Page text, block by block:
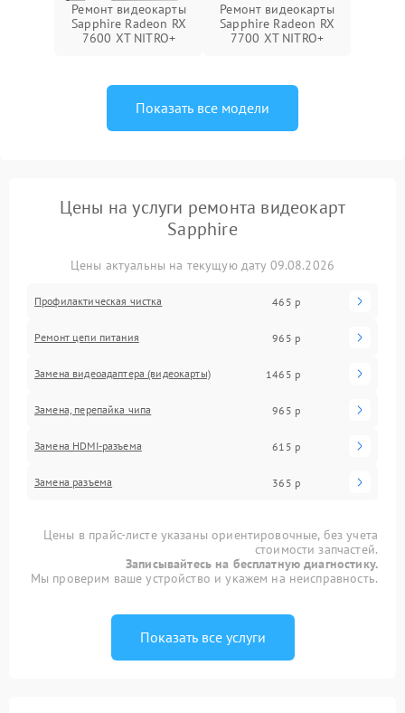
Ремонт видеокарты
Sapphire Radeon RX
7600 XT NITRO+
Ремонт видеокарты
Sapphire Radeon RX
7700 XT NITRO+
Показать все модели
Цены на услуги ремонта видеокарт
Sapphire
Цены актуальны на текущую дату 09.08.2026
Профилактическая чистка 465 р
Ремонт цепи питания 965 р
Замена видеоадаптера (видеокарты) 1465 р
Замена, перепайка чипа 965 р
Замена HDMI-разъема 615 р
Замена разъема 365 р
Цены в прайс-листе указаны ориентировочные, без учета
стоимости запчастей.
Записывайтесь на бесплатную диагностику.
Мы проверим ваше устройство и укажем на неисправность.
Показать все услуги